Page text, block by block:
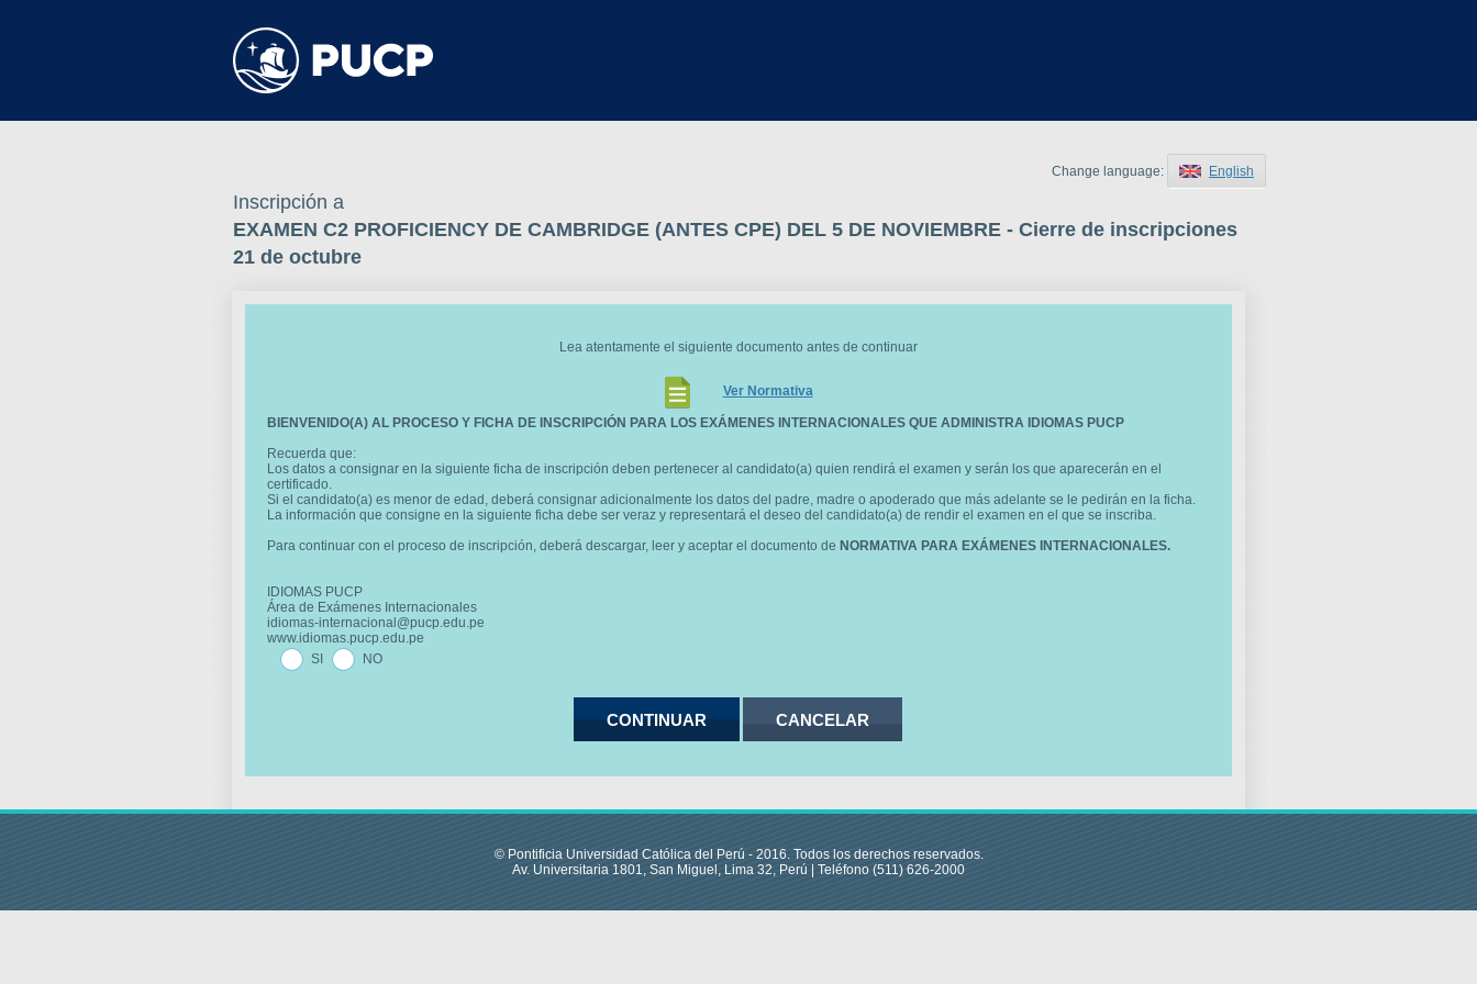
Change language: English
Inscripción a
EXAMEN C2 PROFICIENCY DE CAMBRIDGE (ANTES CPE) DEL 5 DE NOVIEMBRE - Cierre de inscripciones
21 de octubre
Lea atentamente el siguiente documento antes de continuar
Ver Normativa
BIENVENIDO(A) AL PROCESO Y FICHA DE INSCRIPCIÓN PARA LOS EXÁMENES INTERNACIONALES QUE ADMINISTRA IDIOMAS PUCP
Recuerda que:
Los datos a consignar en la siguiente ficha de inscripción deben pertenecer al candidato(a) quien rendirá el examen y serán los que aparecerán en el
certificado.
Si el candidato(a) es menor de edad, deberá consignar adicionalmente los datos del padre, madre o apoderado que más adelante se le pedirán en la ficha.
La información que consigne en la siguiente ficha debe ser veraz y representará el deseo del candidato(a) de rendir el examen en el que se inscriba.
Para continuar con el proceso de inscripción, deberá descargar, leer y aceptar el documento de NORMATIVA PARA EXÁMENES INTERNACIONALES.
IDIOMAS PUCP
Área de Exámenes Internacionales
idiomas-internacional@pucp.edu.pe
www.idiomas.pucp.edu.pe
SI
NO
© Pontificia Universidad Católica del Perú - 2016. Todos los derechos reservados.
Av. Universitaria 1801, San Miguel, Lima 32, Perú | Teléfono (511) 626-2000